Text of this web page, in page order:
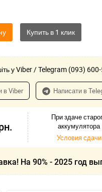
у Viber / Telegram (093)
в Viber Написати в
При здаче
аккумулятора
Условия сдачи
На 90% - 2025 год